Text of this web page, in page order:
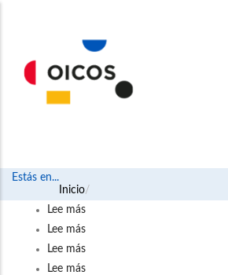
Estás en...
Ruta
de
navegación
Inicio
Lee más
Lee más
Lee más
Lee más